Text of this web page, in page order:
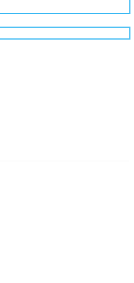
SUPERSOFT RC